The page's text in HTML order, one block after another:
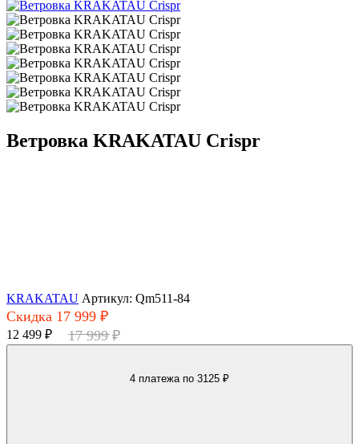
Ветровка KRAKATAU Crispr
KRAKATAU Артикул: Qm511-84
Скидка 17 999 ₽
12 499 ₽ 17 999 ₽
4 платежа по 3125 ₽